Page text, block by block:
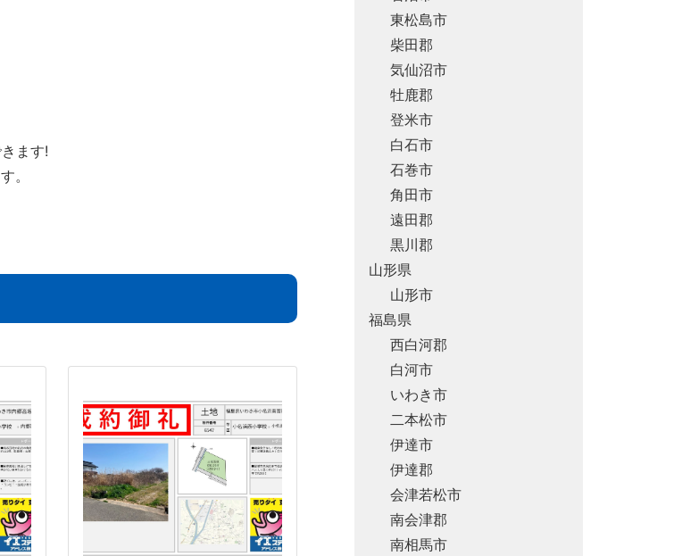
ます!
。
東松島市
柴田郡
気仙沼市
牡鹿郡
登米市
白石市
石巻市
角田市
遠田郡
黒川郡
山形県
山形市
福島県
西白河郡
白河市
いわき市
二本松市
伊達市
伊達郡
会津若松市
南会津郡
南相馬市